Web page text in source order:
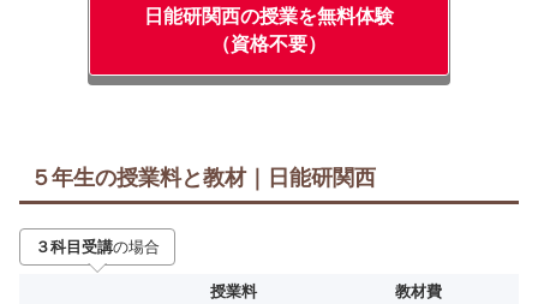
日能研関西の授業を無料体験
（資格不要）
５年生の授業料と教材｜日能研関西
３科目受講の場合
授業料
教材費